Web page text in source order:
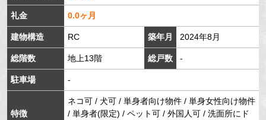
礼金 0.0ヶ月
建物構造 RC 築年月 2024年8月
総階数 地上13階 総戸数 -
駐車場 -
特徴
ネコ可 / 犬可 / 単身者向け物件 / 単身女性向け物件
/ 単身者(限定) / ペット可 / 外国人可 / 洗面所にド